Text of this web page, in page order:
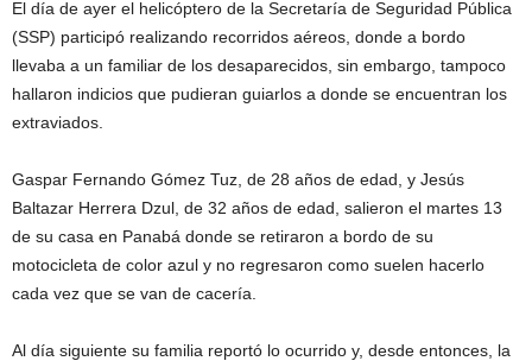
El día de ayer el helicóptero de la Secretaría de Seguridad Pública
(SSP) participó realizando recorridos aéreos, donde a bordo
llevaba a un familiar de los desaparecidos, sin embargo, tampoco
hallaron indicios que pudieran guiarlos a donde se encuentran los
extraviados.
Gaspar Fernando Gómez Tuz, de 28 años de edad, y Jesús
Baltazar Herrera Dzul, de 32 años de edad, salieron el martes 13
de su casa en Panabá donde se retiraron a bordo de su
motocicleta de color azul y no regresaron como suelen hacerlo
cada vez que se van de cacería.
Al día siguiente su familia reportó lo ocurrido y, desde entonces, la